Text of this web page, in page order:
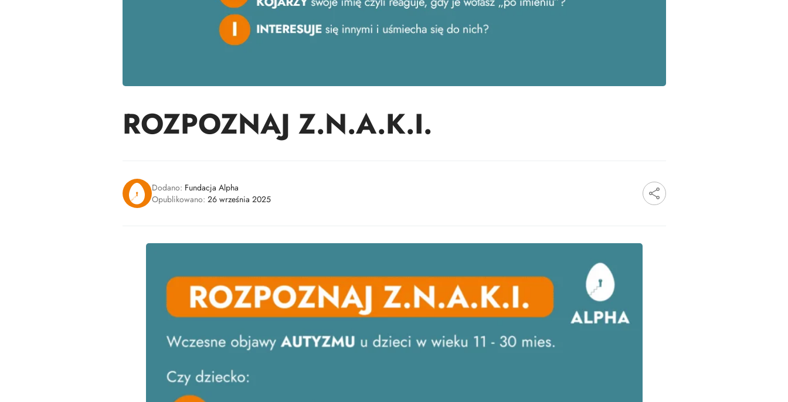
ROZPOZNAJ Z.N.A.K.I.
Dodano: Fundacja Alpha
Opublikowano: 26 września 2025